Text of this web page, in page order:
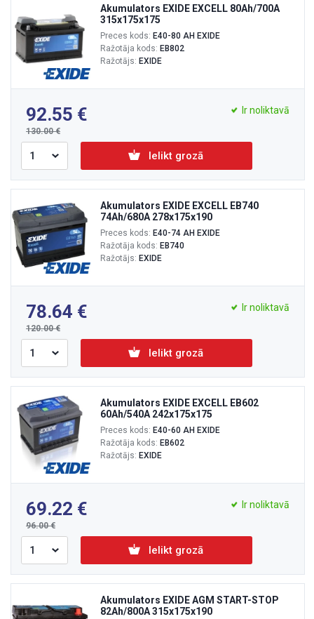
Akumulators EXIDE EXCELL 80Ah/700A
315x175x175
Preces kods: E40-80 AH EXIDE
Ražotāja kods: EB802
Ražotājs: EXIDE
92.55
130.00
Ir noliktavā
Ielikt grozā
Akumulators EXIDE EXCELL EB740
74Ah/680A 278x175x190
Preces kods: E40-74 AH EXIDE
Ražotāja kods: EB740
Ražotājs: EXIDE
78.64
120.00
Ir noliktavā
Ielikt grozā
Akumulators EXIDE EXCELL EB602
60Ah/540A 242x175x175
Preces kods: E40-60 AH EXIDE
Ražotāja kods: EB602
Ražotājs: EXIDE
69.22
96.00
Ir noliktavā
Ielikt grozā
Akumulators EXIDE AGM START-STOP
82Ah/800A 315x175x190